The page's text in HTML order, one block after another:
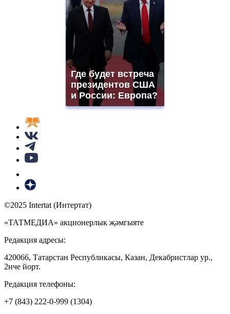
Где будет встреча
президентов США
и России: Европа?
©2025 Intertat (Интертат)
«ТАТМЕДИА» акционерлык җәмгыяте
Редакция адресы:
420066, Татарстан Республикасы, Казан, Декабристлар ур.,
2нче йорт.
Редакция телефоны:
+7 (843) 222-0-999 (1304)